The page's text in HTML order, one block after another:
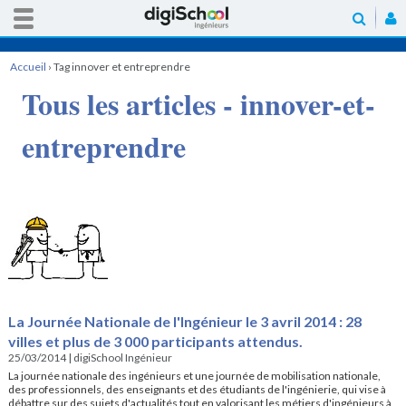
Accueil › Tag innover et entreprendre
Tous les articles - innover-et-
entreprendre
La Journée Nationale de l'Ingénieur le 3 avril 2014 : 28
villes et plus de 3 000 participants attendus.
25/03/2014| digiSchool Ingénieur
La journée nationale des ingénieurs et une journée de mobilisation nationale,
des professionnels, des enseignants et des étudiants de l'ingénierie, qui vise à
débattre sur des sujets d'actualités tout en valorisant les métiers d'ingénieurs à